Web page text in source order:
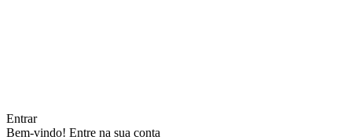
Entrar
Bem-vindo! Entre na sua conta